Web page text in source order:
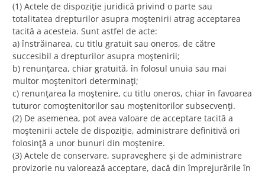
(1) Actele de dispoziţie juridică privind o parte sau
totalitatea drepturilor asupra moştenirii atrag acceptarea
tacită a acesteia. Sunt astfel de acte:
a) înstrăinarea, cu titlu gratuit sau oneros, de către
succesibil a drepturilor asupra moştenirii;
b) renunţarea, chiar gratuită, în folosul unuia sau mai
multor moştenitori determinaţi;
c) renunţarea la moştenire, cu titlu oneros, chiar în favoarea
tuturor comoştenitorilor sau moştenitorilor subsecvenţi.
(2) De asemenea, pot avea valoare de acceptare tacită a
moştenirii actele de dispoziţie, administrare definitivă ori
folosinţă a unor bunuri din moştenire.
(3) Actele de conservare, supraveghere şi de administrare
provizorie nu valorează acceptare, dacă din împrejurările în